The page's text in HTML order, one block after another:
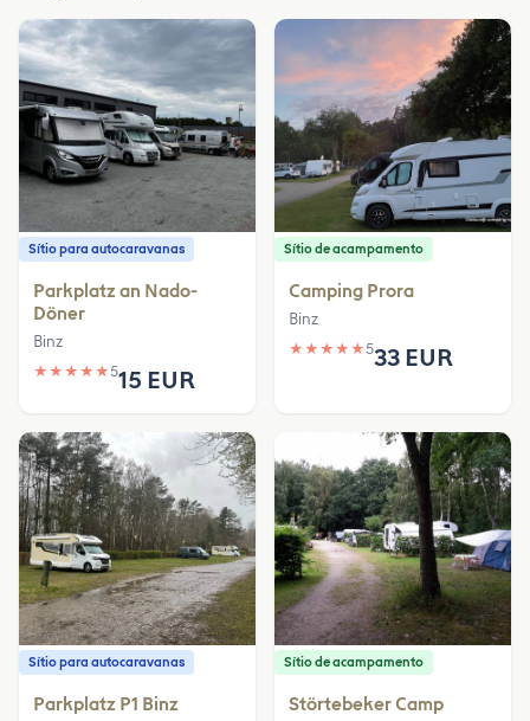
Sítio para autocaravanas
Parkplatz an Nado-
Döner
Binz
★ ★ ★ ★ ★515 EUR
Sítio de acampamento
Camping Prora
Binz
★ ★ ★ ★ ★533 EUR
Sítio para autocaravanas
Parkplatz P1 Binz
Sítio de acampamento
Störtebeker Camp